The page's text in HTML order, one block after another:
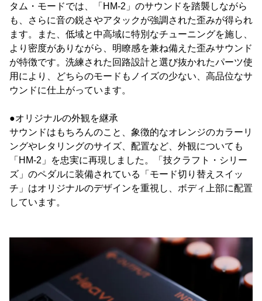
タム・モードでは、「HM-2」のサウンドを踏襲しながら
も、さらに音の鋭さやアタックが強調された歪みが得られ
ます。また、低域と中高域に特別なチューニングを施し、
より密度がありながら、明瞭感を兼ね備えた歪みサウンド
が特徴です。洗練された回路設計と選び抜かれたパーツ使
用により、どちらのモードもノイズの少ない、高品位なサ
ウンドに仕上がっています。
●オリジナルの外観を継承
サウンドはもちろんのこと、象徴的なオレンジのカラーリ
ングやレタリングのサイズ、配置など、外観についても
「HM-2」を忠実に再現しました。「技クラフト・シリー
ズ」のペダルに装備されている「モード切り替えスイッ
チ」はオリジナルのデザインを重視し、ボディ上部に配置
しています。